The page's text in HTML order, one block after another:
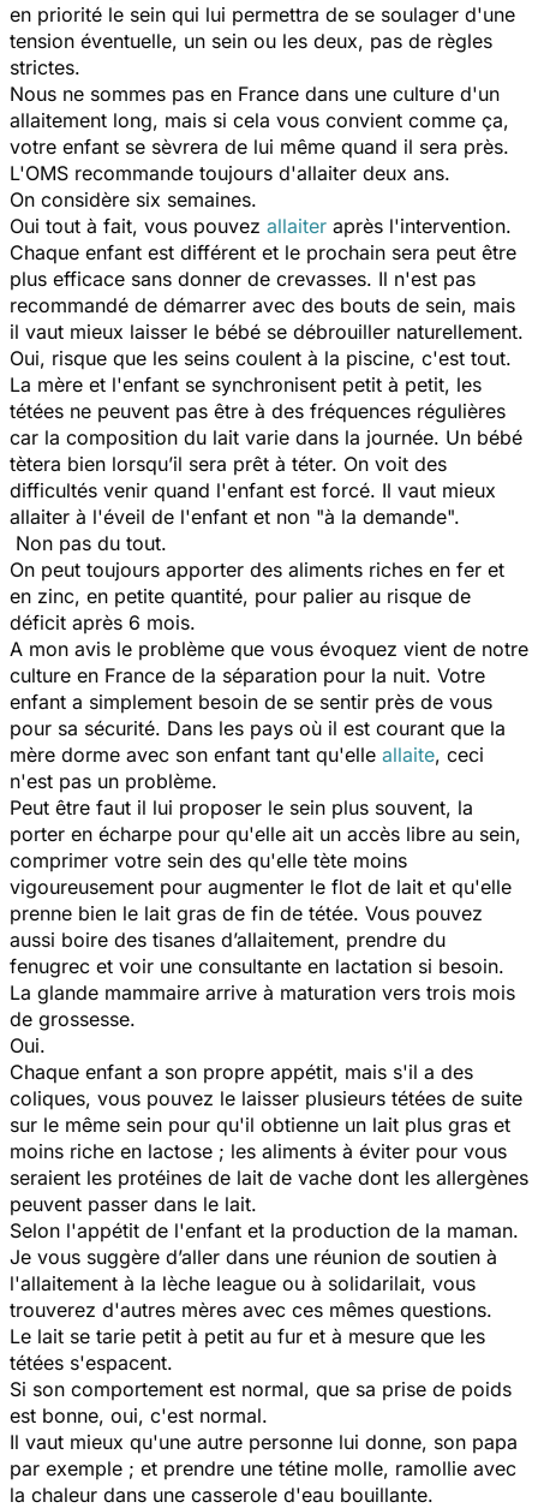
en priorité le sein qui lui permettra de se soulager d'une
tension éventuelle, un sein ou les deux, pas de règles
strictes.
Nous ne sommes pas en France dans une culture d'un
allaitement long, mais si cela vous convient comme ça,
votre enfant se sèvrera de lui même quand il sera près.
L'OMS recommande toujours d'allaiter deux ans.
On considère six semaines.
Oui tout à fait, vous pouvez allaiter après l'intervention.
Chaque enfant est différent et le prochain sera peut être
plus efficace sans donner de crevasses. Il n'est pas
recommandé de démarrer avec des bouts de sein, mais
il vaut mieux laisser le bébé se débrouiller naturellement.
Oui, risque que les seins coulent à la piscine, c'est tout.
La mère et l'enfant se synchronisent petit à petit, les
tétées ne peuvent pas être à des fréquences régulières
car la composition du lait varie dans la journée. Un bébé
tètera bien lorsqu’il sera prêt à téter. On voit des
difficultés venir quand l'enfant est forcé. Il vaut mieux
allaiter à l'éveil de l'enfant et non "à la demande".
Non pas du tout.
On peut toujours apporter des aliments riches en fer et
en zinc, en petite quantité, pour palier au risque de
déficit après 6 mois.
A mon avis le problème que vous évoquez vient de notre
culture en France de la séparation pour la nuit. Votre
enfant a simplement besoin de se sentir près de vous
pour sa sécurité. Dans les pays où il est courant que la
mère dorme avec son enfant tant qu'elle allaite, ceci
n'est pas un problème.
Peut être faut il lui proposer le sein plus souvent, la
porter en écharpe pour qu'elle ait un accès libre au sein,
comprimer votre sein des qu'elle tète moins
vigoureusement pour augmenter le flot de lait et qu'elle
prenne bien le lait gras de fin de tétée. Vous pouvez
aussi boire des tisanes d’allaitement, prendre du
fenugrec et voir une consultante en lactation si besoin.
La glande mammaire arrive à maturation vers trois mois
de grossesse.
Oui.
Chaque enfant a son propre appétit, mais s'il a des
coliques, vous pouvez le laisser plusieurs tétées de suite
sur le même sein pour qu'il obtienne un lait plus gras et
moins riche en lactose ; les aliments à éviter pour vous
seraient les protéines de lait de vache dont les allergènes
peuvent passer dans le lait.
Selon l'appétit de l'enfant et la production de la maman.
Je vous suggère d’aller dans une réunion de soutien à
l'allaitement à la lèche league ou à solidarilait, vous
trouverez d'autres mères avec ces mêmes questions.
Le lait se tarie petit à petit au fur et à mesure que les
tétées s'espacent.
Si son comportement est normal, que sa prise de poids
est bonne, oui, c'est normal.
Il vaut mieux qu'une autre personne lui donne, son papa
par exemple ; et prendre une tétine molle, ramollie avec
la chaleur dans une casserole d'eau bouillante.